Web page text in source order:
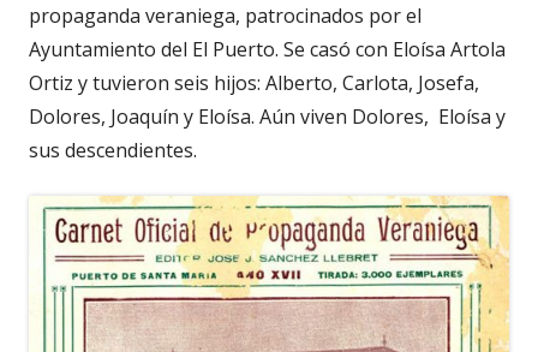
propaganda veraniega, patrocinados por el
Ayuntamiento del El Puerto. Se casó con Eloísa Artola
Ortiz y tuvieron seis hijos: Alberto, Carlota, Josefa,
Dolores, Joaquín y Eloísa. Aún viven Dolores, Eloísa y
sus descendientes.